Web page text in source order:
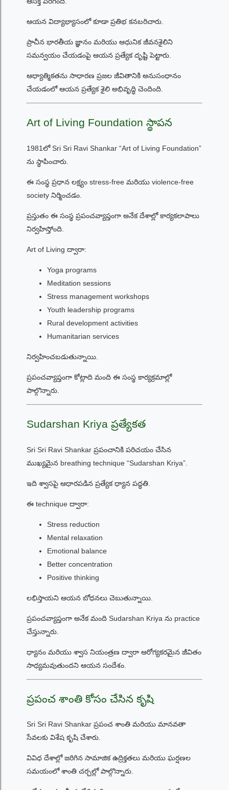
ఆయన విద్యాభ్యాసంలో కూడా ప్రతిభ కనబరిచారు.
ప్రాచీన భారతీయ జ్ఞానం మరియు ఆధునిక జీవనశైలిని
సమన్వయం చేయడంపై ఆయన ప్రత్యేక దృష్టి పెట్టారు.
ఆధ్యాత్మికతను సాధారణ ప్రజల జీవితానికి అనుసంధానం
చేయడంలో ఆయన ప్రత్యేక శైలి అభివృద్ధి చెందింది.
Art of Living Foundation స్థాపన
1981లో Sri Sri Ravi Shankar “Art of Living Foundation”
ను స్థాపించారు.
ఈ సంస్థ ప్రధాన లక్ష్యం stress-free మరియు violence-free
society నిర్మించడం.
ప్రస్తుతం ఈ సంస్థ ప్రపంచవ్యాప్తంగా అనేక దేశాల్లో కార్యకలాపాలు
నిర్వహిస్తోంది.
Art of Living ద్వారా:
Yoga programs
Meditation sessions
Stress management workshops
Youth leadership programs
Rural development activities
Humanitarian services
నిర్వహించబడుతున్నాయి.
ప్రపంచవ్యాప్తంగా కోట్లాది మంది ఈ సంస్థ కార్యక్రమాల్లో
పాల్గొన్నారు.
Sudarshan Kriya ప్రత్యేకత
Sri Sri Ravi Shankar ప్రపంచానికి పరిచయం చేసిన
ముఖ్యమైన breathing technique “Sudarshan Kriya”.
ఇది శ్వాసపై ఆధారపడిన ప్రత్యేక ధ్యాన పద్ధతి.
ఈ technique ద్వారా:
Stress reduction
Mental relaxation
Emotional balance
Better concentration
Positive thinking
లభిస్తాయని ఆయన బోధనలు చెబుతున్నాయి.
ప్రపంచవ్యాప్తంగా అనేక మంది Sudarshan Kriya ను practice
చేస్తున్నారు.
ధ్యానం మరియు శ్వాస నియంత్రణ ద్వారా ఆరోగ్యకరమైన జీవితం
సాధ్యమవుతుందని ఆయన సందేశం.
ప్రపంచ శాంతి కోసం చేసిన కృషి
Sri Sri Ravi Shankar ప్రపంచ శాంతి మరియు మానవతా
సేవలకు విశేష కృషి చేశారు.
వివిధ దేశాల్లో జరిగిన సామాజిక ఉద్రిక్తతలు మరియు ఘర్షణల
సమయంలో శాంతి చర్చల్లో పాల్గొన్నారు.